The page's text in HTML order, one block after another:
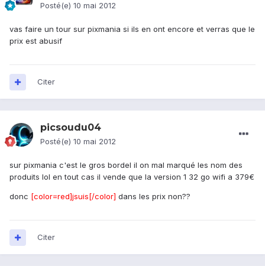
Posté(e) 10 mai 2012
vas faire un tour sur pixmania si ils en ont encore et verras que le
prix est abusif
Citer
picsoudu04
Posté(e) 10 mai 2012
sur pixmania c'est le gros bordel il on mal marqué les nom des
produits lol en tout cas il vende que la version 1 32 go wifi a 379€
donc [color=red]jsuis[/color] dans les prix non??
Citer